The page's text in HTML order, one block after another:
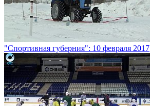
"Спортивная губерния": 10 февраля 2017